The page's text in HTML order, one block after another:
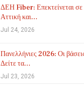
ΔΕΗ Fiber: Επεκτείνεται σε
Αττική και…
Jul 24, 2026
Πανελλήνιες 2026: Οι
Δείτε τα…
Jul 23, 2026